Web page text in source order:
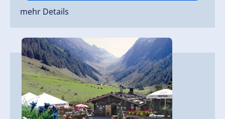
mehr Details